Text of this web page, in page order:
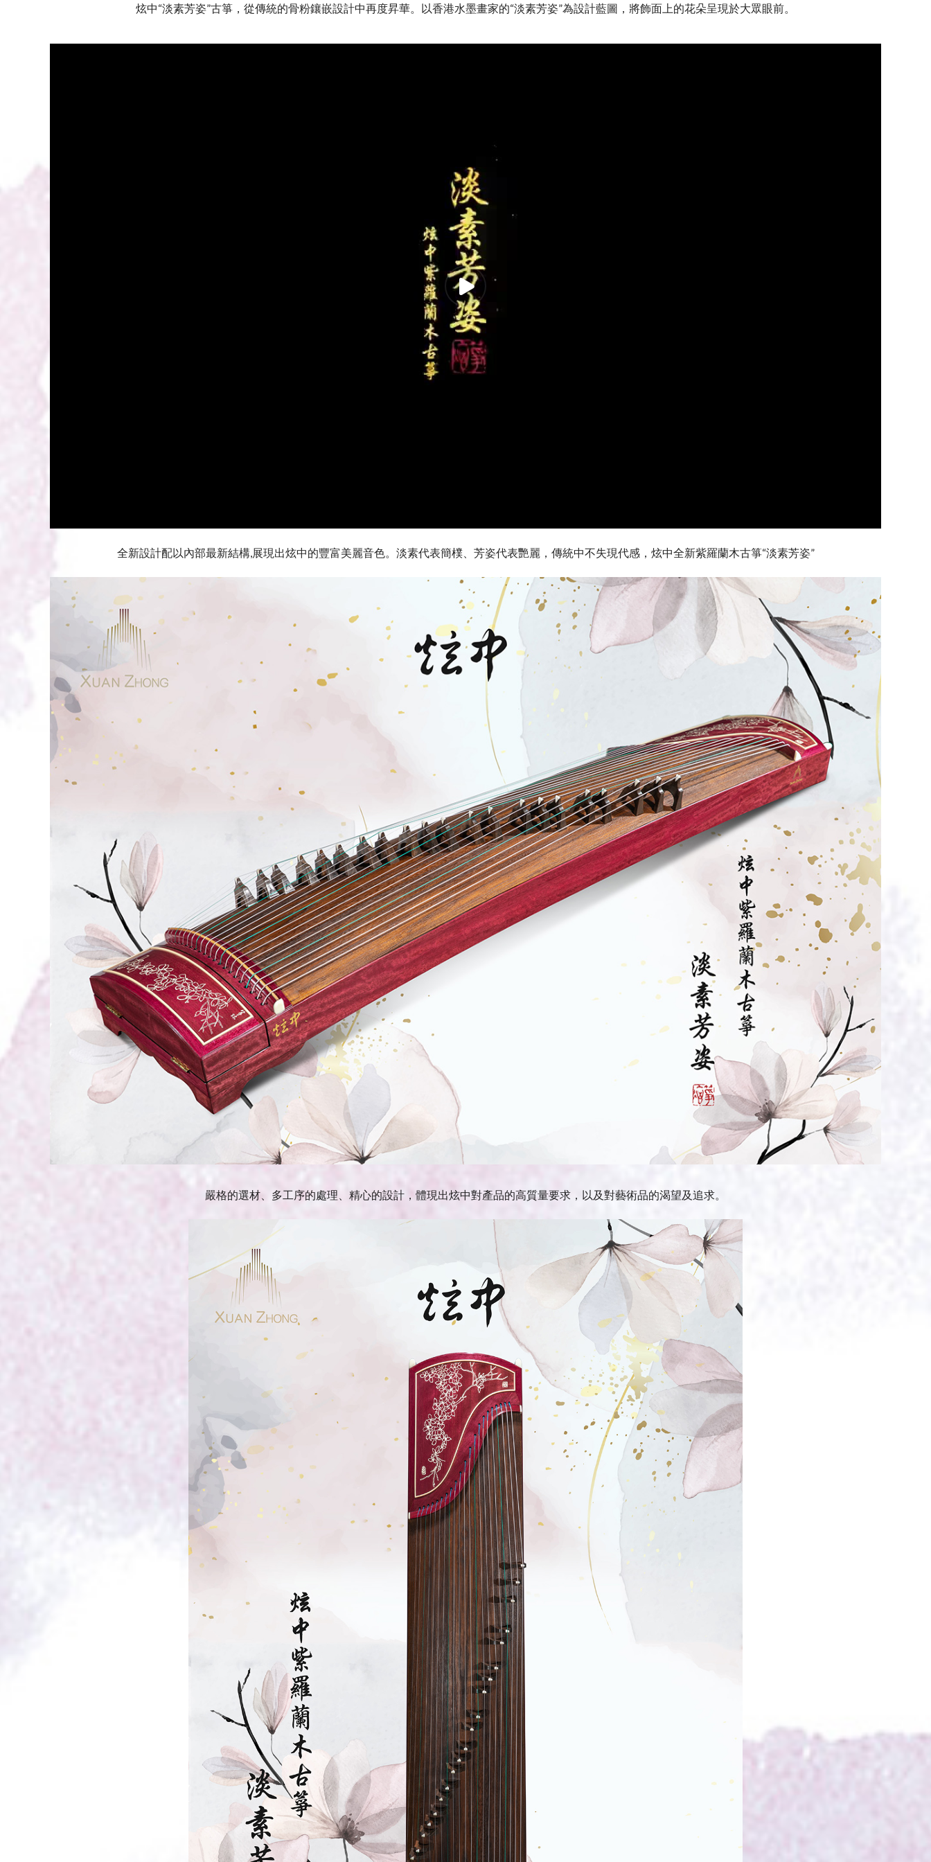
炫中“淡素芳姿”古箏，從傳統的骨粉鑲嵌設計中再度昇華。以香港水墨畫家的“淡素芳姿”為設計藍圖，將飾面上的花朵呈現於大眾眼前。
全新設計配以內部最新結構,展現出炫中的豐富美麗音色。淡素代表簡樸、芳姿代表艷麗，傳統中不失現代感，炫中全新紫羅蘭木古箏“淡素芳姿”
嚴格的選材、多工序的處理、精心的設計，體現出炫中對產品的高質量要求，以及對藝術品的渴望及追求。